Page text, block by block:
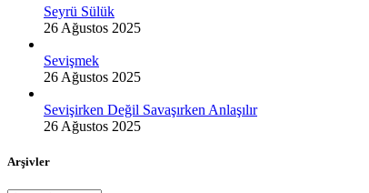
Seyrü Sülük
26 Ağustos 2025
Sevişmek
26 Ağustos 2025
Sevişirken Değil Savaşırken Anlaşılır
26 Ağustos 2025
Arşivler